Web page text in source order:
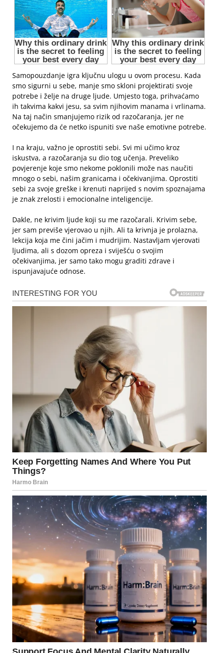
Samopouzdanje igra ključnu ulogu u ovom procesu. Kada
smo sigurni u sebe, manje smo skloni projektirati svoje
potrebe i želje na druge ljude. Umjesto toga, prihvaćamo
ih takvima kakvi jesu, sa svim njihovim manama i vrlinama.
Na taj način smanjujemo rizik od razočaranja, jer ne
očekujemo da će netko ispuniti sve naše emotivne potrebe.
I na kraju, važno je oprostiti sebi. Svi mi učimo kroz
iskustva, a razočaranja su dio tog učenja. Preveliko
povjerenje koje smo nekome poklonili može nas naučiti
mnogo o sebi, našim granicama i očekivanjima. Oprostiti
sebi za svoje greške i krenuti naprijed s novim spoznajama
je znak zrelosti i emocionalne inteligencije.
Dakle, ne krivim ljude koji su me razočarali. Krivim sebe,
jer sam previše vjerovao u njih. Ali ta krivnja je prolazna,
lekcija koja me čini jačim i mudrijim. Nastavljam vjerovati
ljudima, ali s dozom opreza i sviješću o svojim
očekivanjima, jer samo tako mogu graditi zdrave i
ispunjavajuće odnose.